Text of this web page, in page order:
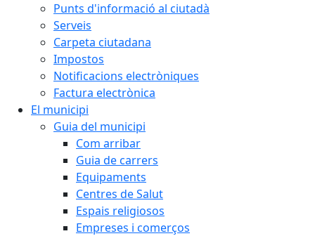
Punts d'informació al ciutadà
Serveis
Carpeta ciutadana
Impostos
Notificacions electròniques
Factura electrònica
El municipi
Guia del municipi
Com arribar
Guia de carrers
Equipaments
Centres de Salut
Espais religiosos
Empreses i comerços